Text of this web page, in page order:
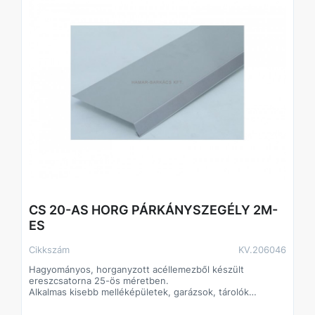
CS 20-AS HORG PÁRKÁNYSZEGÉLY 2M-
ES
Cikkszám
KV.206046
Hagyományos, horganyzott acéllemezből készült
ereszcsatorna 25-ös méretben.
Alkalmas kisebb melléképületek, garázsok, tárolók